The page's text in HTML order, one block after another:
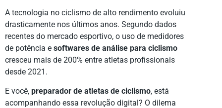
A tecnologia no ciclismo de alto rendimento evoluiu
drasticamente nos últimos anos. Segundo dados
recentes do mercado esportivo, o uso de medidores
de potência e softwares de análise para ciclismo
cresceu mais de 200% entre atletas profissionais
desde 2021.
E você, preparador de atletas de ciclismo, está
acompanhando essa revolução digital? O dilema